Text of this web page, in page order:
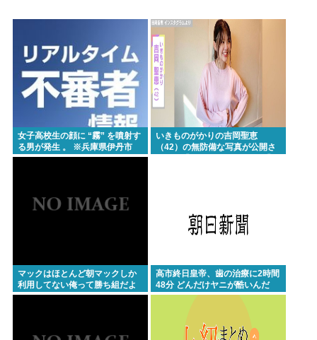
トランプ「アメリカで産まれたら自動的にアメリカ
国籍を付与するのをやめる！」
【朗報】みいちゃんと山田さん、ハッピーエンド確
定最後はママに埋葬される・・・・・・・・・
中国人22人がタイの空港で搭乗拒否される、警備員
が「つり目」ジェスチャー―香港メディア [8/6]
【画像】小倉ゆうか（元・小倉優香）が水着グラビ
すぎるwww
とんこつらーめんが全く流行らない理由ってなんや
【高市】 糖尿病内科クリニック、待合室に『ドカ食
いダイスキ！もちづきさん』を置いてしまい炎上
園が半減 取材ではうるさいと答える住民はおらず こ
女子高校生の顔に “霧” を噴射す
る男が発生 。 ※兵庫県伊丹市
いきものがかりの吉岡聖恵
（42）の無防備な写真が公開さ
マックはほとんど朝マックしか
利用してない俺って勝ち組だよ
な
高市終日皇帝、歯の治療に2時間
48分 どんだけヤニが酷いんだ